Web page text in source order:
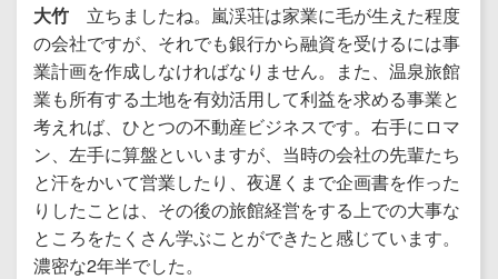
大竹 立ちましたね。嵐渓荘は家業に毛が生えた程度
の会社ですが、それでも銀行から融資を受けるには事
業計画を作成しなければなりません。また、温泉旅館
業も所有する土地を有効活用して利益を求める事業と
考えれば、ひとつの不動産ビジネスです。右手にロマ
ン、左手に算盤といいますが、当時の会社の先輩たち
と汗をかいて営業したり、夜遅くまで企画書を作った
りしたことは、その後の旅館経営をする上での大事な
ところをたくさん学ぶことができたと感じています。
濃密な2年半でした。